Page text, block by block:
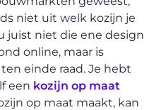
niet uit welk kozijn je
juist niet die ene design
online, maar is
einde raad. Je hebt
een kozijn op maat
op maat maakt, kan